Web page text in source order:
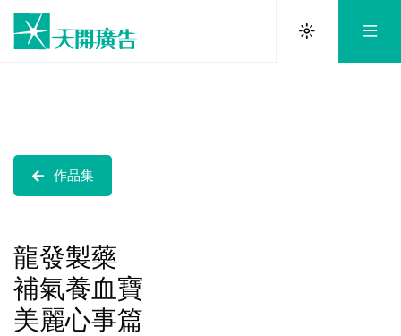
作品集
龍發製藥
補氣養血寶
美麗心事篇